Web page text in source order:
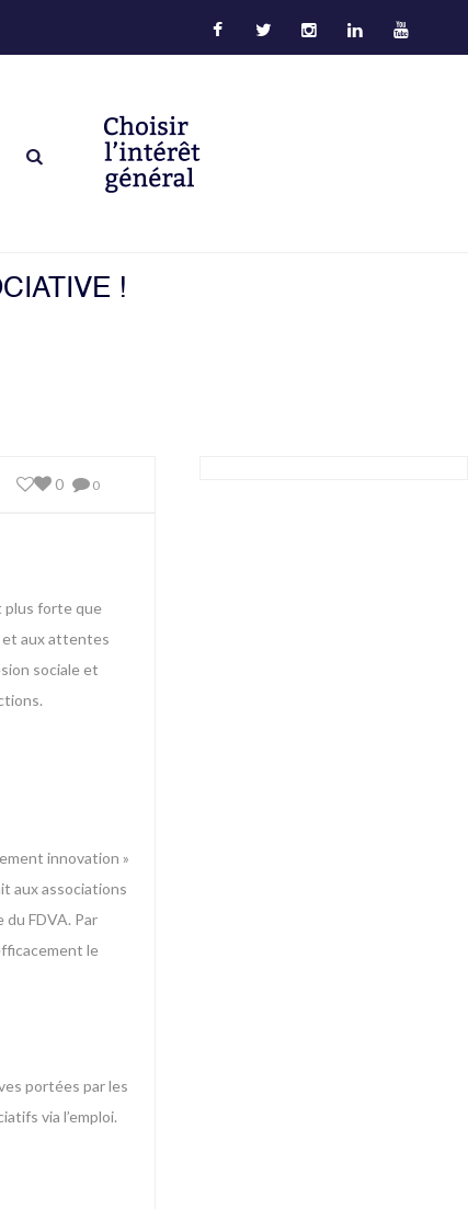
!
0
0
plus forte que
et aux attentes
sociale et
innovation »
aux associations
FDVA. Par
le
portées par les
via l’emploi.